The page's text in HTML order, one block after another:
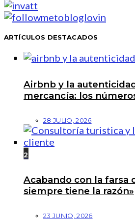
ARTÍCULOS DESTACADOS
Airbnb y la
mercancía: los
28 JULIO, 2026
2
Acabando con la farsa
siempre tiene la razón»
23 JUNIO, 2026